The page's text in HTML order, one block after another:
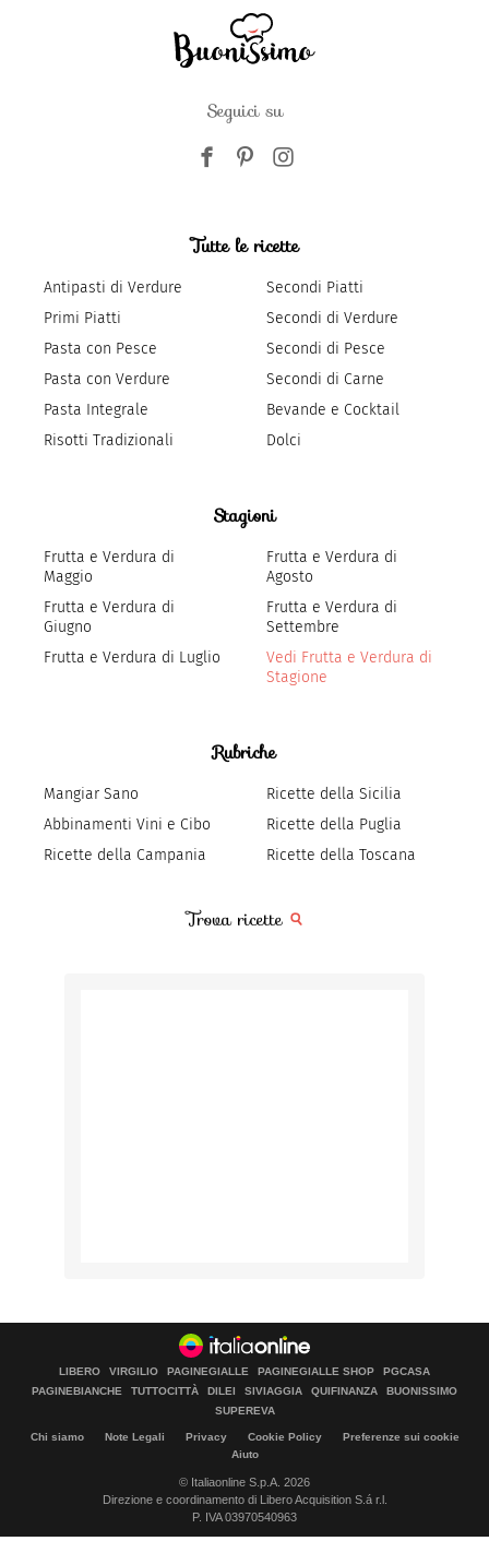
Seguici su
Tutte le ricette
Antipasti di Verdure
Primi Piatti
Pasta con Pesce
Pasta con Verdure
Pasta Integrale
Risotti Tradizionali
Secondi Piatti
Secondi di Verdure
Secondi di Pesce
Secondi di Carne
Bevande e Cocktail
Dolci
Stagioni
Frutta e Verdura di
Maggio
Frutta e Verdura di
Giugno
Frutta e Verdura di Luglio
Frutta e Verdura di
Agosto
Frutta e Verdura di
Settembre
Vedi Frutta e Verdura di
Stagione
Rubriche
Mangiar Sano
Abbinamenti Vini e Cibo
Ricette della Campania
Ricette della Sicilia
Ricette della Puglia
Ricette della Toscana
Trova ricette
LIBERO VIRGILIO PAGINEGIALLE PAGINEGIALLE SHOP
PGCASA
PAGINEBIANCHE
TUTTOCITTÀ DILEI SIVIAGGIA QUIFINANZA
BUONISSIMO
SUPEREVA
Chi siamo Note Legali Privacy Cookie Policy
Preferenze sui cookie
Aiuto
© Italiaonline S.p.A. 2026
Direzione e coordinamento di Libero Acquisition S.á r.l.
P. IVA 03970540963